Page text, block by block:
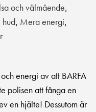
och välmående,
hud, Mera energi,
energi av att BARFA
polisen att fånga en
en hjälte! Dessutom är